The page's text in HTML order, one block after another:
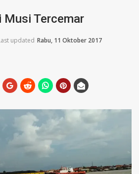
Musi Tercemar
updated Rabu, 11 Oktober 2017